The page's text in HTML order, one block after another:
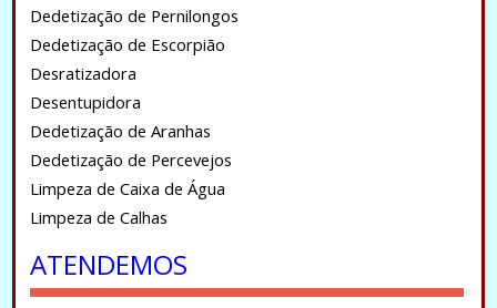
Dedetização de Pernilongos
Dedetização de Escorpião
Desratizadora
Desentupidora
Dedetização de Aranhas
Dedetização de Percevejos
Limpeza de Caixa de Água
Limpeza de Calhas
ATENDEMOS